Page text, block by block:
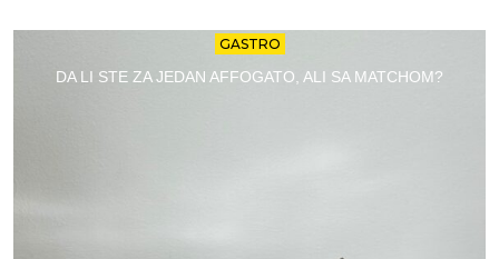
GASTRO
DA LI STE ZA JEDAN AFFOGATO, ALI SA MATCHOM?